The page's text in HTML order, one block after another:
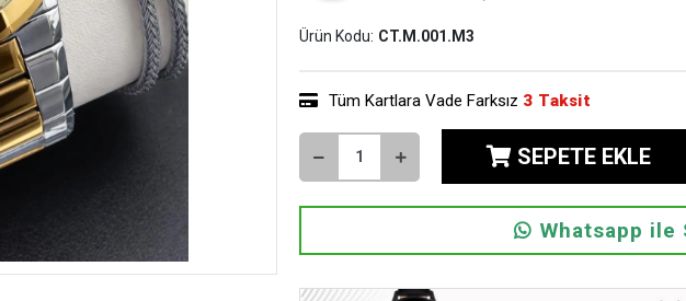
Ürün Kodu: CT.M.001.M3
Tüm Kartlara Vade Farksız 3 Taksit
SEPETE EKLE
Whatsapp ile